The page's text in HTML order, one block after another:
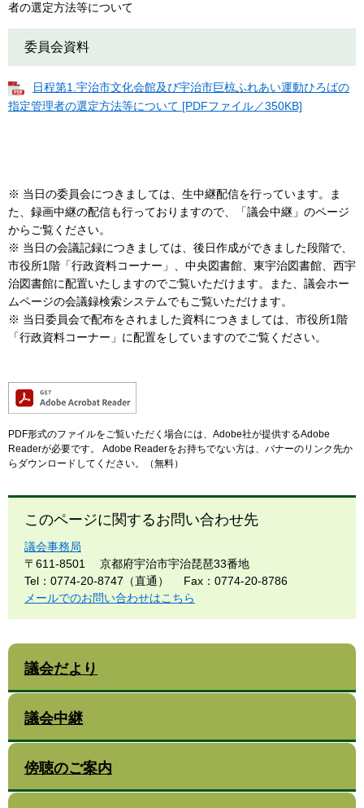
者の選定方法等について
委員会資料
日程第1.宇治市文化会館及び宇治市巨椋ふれあい運動ひろばの
指定管理者の選定方法等について [PDFファイル／350KB]
※ 当日の委員会につきましては、生中継配信を行っています。ま
た、録画中継の配信も行っておりますので、「議会中継」のページ
からご覧ください。
※ 当日の会議記録につきましては、後日作成ができました段階で、
市役所1階「行政資料コーナー」、中央図書館、東宇治図書館、西宇
治図書館に配置いたしますのでご覧いただけます。また、議会ホー
ムページの会議録検索システムでもご覧いただけます。
※ 当日委員会で配布をされました資料につきましては、市役所1階
「行政資料コーナー」に配置をしていますのでご覧ください。
PDF形式のファイルをご覧いただく場合には、Adobe社が提供するAdobe
Readerが必要です。
Adobe Readerをお持ちでない方は、バナーのリンク先か
らダウンロードしてください。（無料）
このページに関するお問い合わせ先
議会事務局
〒611-8501
京都府宇治市宇治琵琶33番地
Tel：0774-20-8747（直通）
Fax：0774-20-8786
メールでのお問い合わせはこちら
議会だより
議会中継
傍聴のご案内